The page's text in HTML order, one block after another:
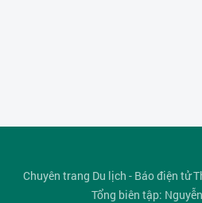
Chuyên trang Du lịch - Báo điện tử
Tổng biên tập: